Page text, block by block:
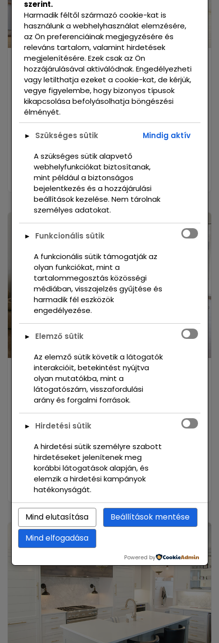
ADMIN_LC93VQW1 JANUÁR 26, 2022
Furnitures Supply
Lorem ipsum dolor sit amet consectet
adipisie cing elit sed eiusmod tempor
incididunt on labore et dolore. Ut enim ad
ullamco laboris nisi ut aliquip ex ea
commodo. Bccaecat cupidatat non proident,
[ BUILDING ]
ADMIN_LC93VQW1 JANUÁR 26, 2022
Modern Building
Lorem ipsum dolor sit amet consectet
incididunt on labore et dolore. Ut enim ad
minim veniam, quis nostrud exercitation
ullamco laboris nisi ut aliquip ex ea
commodo. Bccaecat cupidatat non proident,
[ BUILDING ]
szerint.
Harmadik féltől származó cookie-kat is
használunk a webhelyhasználat elemzésére,
az Ön preferenciáinak megjegyzésére és
releváns tartalom, valamint hirdetések
megjelenítésére. Ezek csak az Ön
hozzájárulásával aktiválódnak. Engedélyezheti
vagy letilthatja ezeket a cookie-kat, de kérjük,
vegye figyelembe, hogy bizonyos típusok
kikapcsolása befolyásolhatja böngészési
élményét.
► Szükséges sütik
Mindig aktív
A szükséges sütik alapvető
webhelyfunkciókat biztosítanak,
mint például a biztonságos
bejelentkezés és a hozzájárulási
beállítások kezelése. Nem tárolnak
személyes adatokat.
►
Funkcionális sütik
A funkcionális sütik támogatják az
olyan funkciókat, mint a
tartalommegosztás közösségi
médiában, visszajelzés gyűjtése és
harmadik fél eszközök
engedélyezése.
►
Elemző sütik
Az elemző sütik követik a látogatók
interakcióit, betekintést nyújtva
olyan mutatókba, mint a
látogatószám, visszafordulási
arány és forgalmi források.
►
Hirdetési sütik
A hirdetési sütik személyre szabott
hirdetéseket jelenítenek meg
korábbi látogatások alapján, és
elemzik a hirdetési kampányok
hatékonyságát.
Mind elutasítása
Beállítások mentése
Mind elfogadása
Powered by